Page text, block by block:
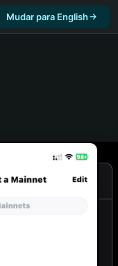
Mudar para English